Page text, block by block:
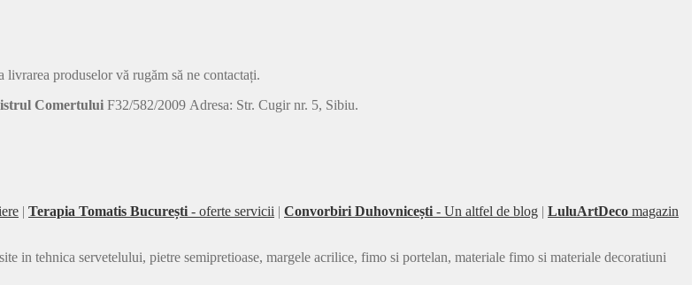
produselor vă rugăm să ne contactați.
Comertului F32/582/2009 Adresa: Str. Cugir nr. 5, Sibiu.
| Terapia Tomatis București - oferte servicii | Convorbiri Duhovnicești - Un altfel de blog | LuluArtDeco magazin
in tehnica servetelului, pietre semipretioase, margele acrilice, fimo si portelan, materiale fimo si materiale decoratiuni